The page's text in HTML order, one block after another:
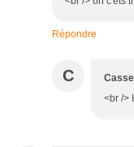
Répondre
C
<br />